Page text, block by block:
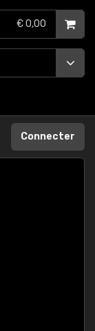
€ 0,00
Connecter